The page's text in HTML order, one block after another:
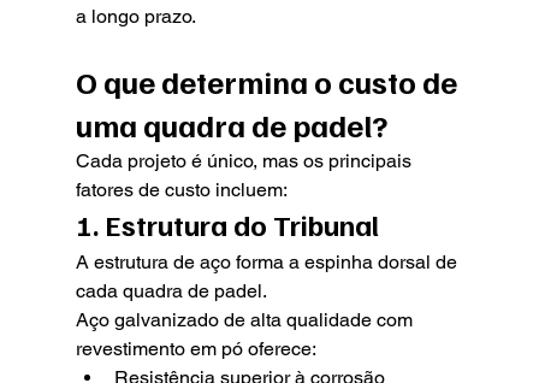
a longo prazo.
O que determina o custo de
uma quadra de padel?
Cada projeto é único, mas os principais
fatores de custo incluem:
1. Estrutura do Tribunal
A estrutura de aço forma a espinha dorsal de
cada quadra de padel.
Aço galvanizado de alta qualidade com
revestimento em pó oferece:
Resistência superior à corrosão